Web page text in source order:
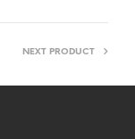
NEXT PRODUCT